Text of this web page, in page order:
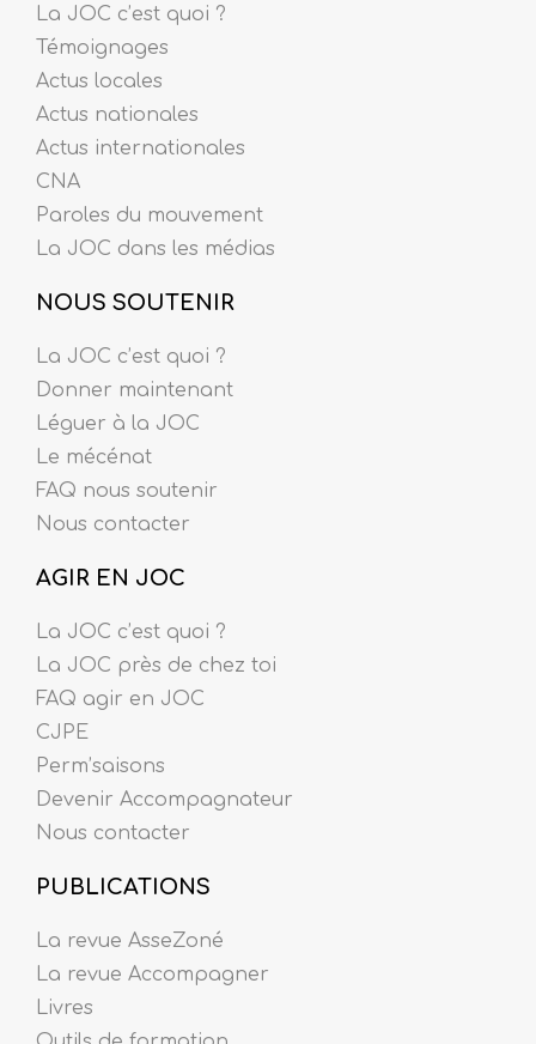
La JOC c’est quoi ?
Témoignages
Actus locales
Actus nationales
Actus internationales
CNA
Paroles du mouvement
La JOC dans les médias
NOUS SOUTENIR
La JOC c’est quoi ?
Donner maintenant
Léguer à la JOC
Le mécénat
FAQ nous soutenir
Nous contacter
AGIR EN JOC
La JOC c’est quoi ?
La JOC près de chez toi
FAQ agir en JOC
CJPE
Perm’saisons
Devenir Accompagnateur
Nous contacter
PUBLICATIONS
La revue AsseZoné
La revue Accompagner
Livres